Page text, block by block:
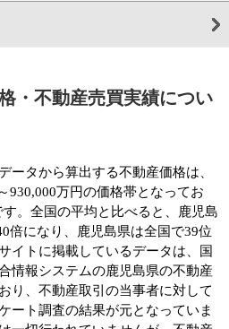
・不動産売買実績につい
ータから算出する不動産価格は、
930,000万円の価格帯となってお
。全国の平均と比べると、鹿児島
倍になり、鹿児島県は全国で39位
イトに掲載しているデータは、国
情報システムの鹿児島県の不動産
り、不動産取引の当事者に対して
ート調査の結果が元となっていま